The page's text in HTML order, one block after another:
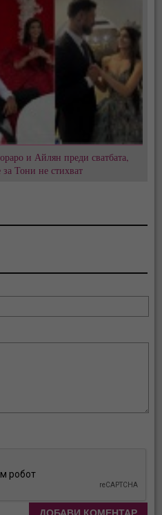
и Айлян преди сватбата,
за Тони не стихват